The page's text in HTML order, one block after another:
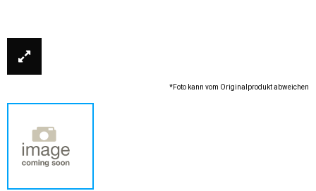
*Foto kann vom Originalprodukt abweichen